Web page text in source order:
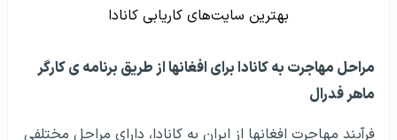
بهترین سایت‌های کاریابی کانادا
مراحل مهاجرت به کانادا برای افغانها از طریق برنامه‌ ی کارگر
ماهر فدرال
فرآیند مهاجرت افغانها از ایران به کانادا، دارای مراحل مختلفی